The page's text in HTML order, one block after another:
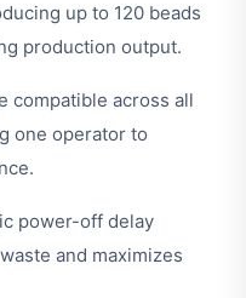
up to 120 beads
production output.
compatible across all
one operator to
power-off delay
and maximizes